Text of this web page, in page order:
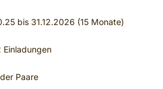
bis 31.12.2026 (15 Monate)
Einladungen
Paare